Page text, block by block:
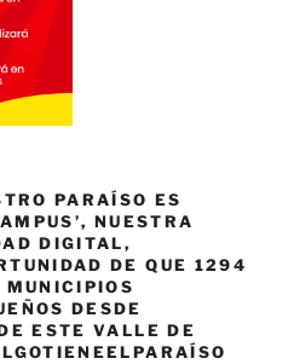
PARAÍSO ES
NUESTRA
DIGITAL,
DE QUE 1294
DESDE
ESTE VALLE DE